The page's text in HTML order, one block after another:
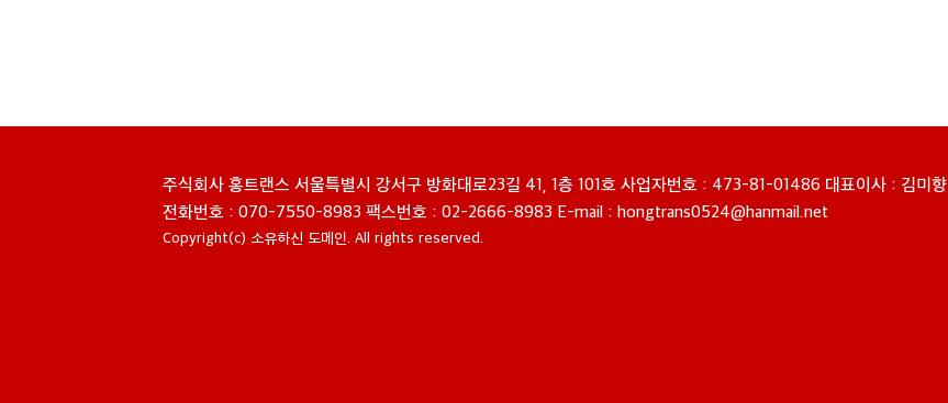
주식회사 홍트랜스 서울특별시 강서구 방화대로23길 41, 1층 101호 사업자번호 : 473-81-01486 대표이사 : 김미향
전화번호 : 070-7550-8983 팩스번호 : 02-2666-8983 E-mail : hongtrans0524@hanmail.net
Copyright(c) 소유하신 도메인. All rights reserved.